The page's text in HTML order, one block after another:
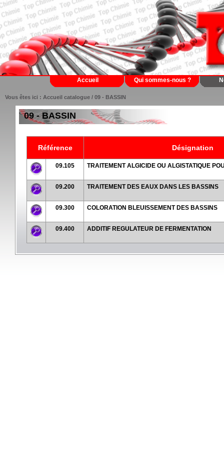
Accueil Qui sommes-nous ?
Vous êtes ici : Accueil catalogue / 09 - BASSIN
09 - BASSIN
Référence Désignation
09.105 TRAITEMENT ALGICIDE OU ALGISTATIQUE
09.200 TRAITEMENT DES EAUX DANS LES BASSINS
09.300 COLORATION BLEUISSEMENT DES BASSINS
09.400 ADDITIF REGULATEUR DE FERMENTATION